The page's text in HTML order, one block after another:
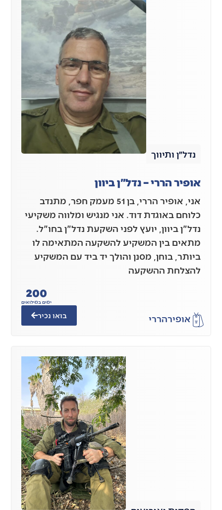
נדל״ן ותיווך
אופיר הררי – נדל"ן ביוון
אני, אופיר הררי, בן 51 מעמק חפר, מתנדב
כלוחם באוגדת דוד. אני מנגיש ומלווה משקיעי
נדל"ן ביוון, יועץ לפני השקעת נדל"ן בחו"ל.
מתאים בין המשקיע להשקעה המתאימה לו
ביותר, בוחן, מסנן והולך יד ביד עם המשקיע
להצלחת ההשקעה
אופירהררי
ימים במילואים
200
בואו נכיר